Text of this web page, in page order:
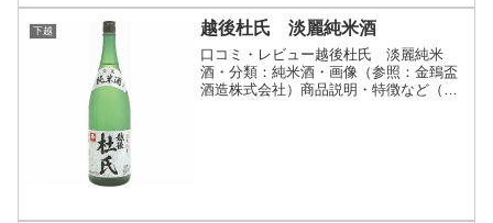
下越 越後杜氏 淡麗純米酒
口コミ・レビュー越後杜氏 淡麗純米
酒・分類：純米酒・画像（参照：金鵄盃
酒造株式会社）商品説明・特徴など（参